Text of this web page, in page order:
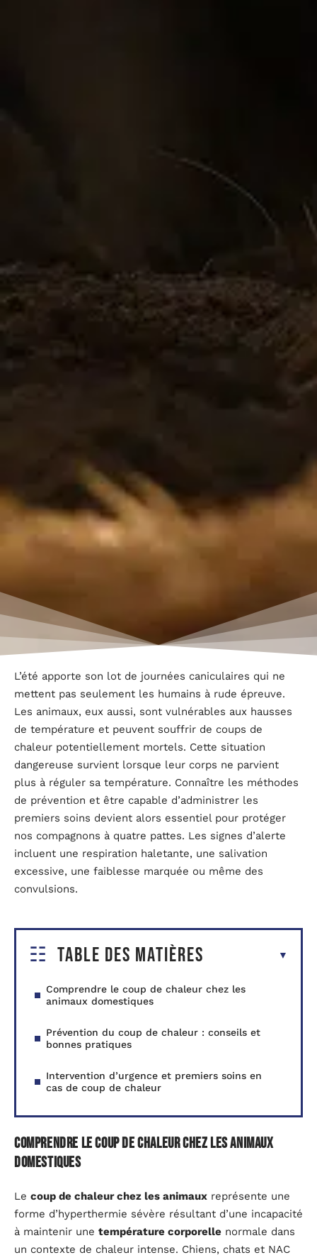
L’été apporte son lot de journées caniculaires qui ne
mettent pas seulement les humains à rude épreuve.
Les animaux, eux aussi, sont vulnérables aux hausses
de température et peuvent souffrir de coups de
chaleur potentiellement mortels. Cette situation
dangereuse survient lorsque leur corps ne parvient
plus à réguler sa température. Connaître les méthodes
de prévention et être capable d’administrer les
premiers soins devient alors essentiel pour protéger
nos compagnons à quatre pattes. Les signes d’alerte
incluent une respiration haletante, une salivation
excessive, une faiblesse marquée ou même des
convulsions.
Table des matières
Comprendre le coup de chaleur chez les
animaux domestiques
Prévention du coup de chaleur : conseils et
bonnes pratiques
Intervention d’urgence et premiers soins en
cas de coup de chaleur
Comprendre le coup de chaleur chez les animaux
domestiques
Le coup de chaleur chez les animaux représente une
forme d’hyperthermie sévère résultant d’une incapacité
à maintenir une température corporelle normale dans
un contexte de chaleur intense. Chiens, chats et NAC